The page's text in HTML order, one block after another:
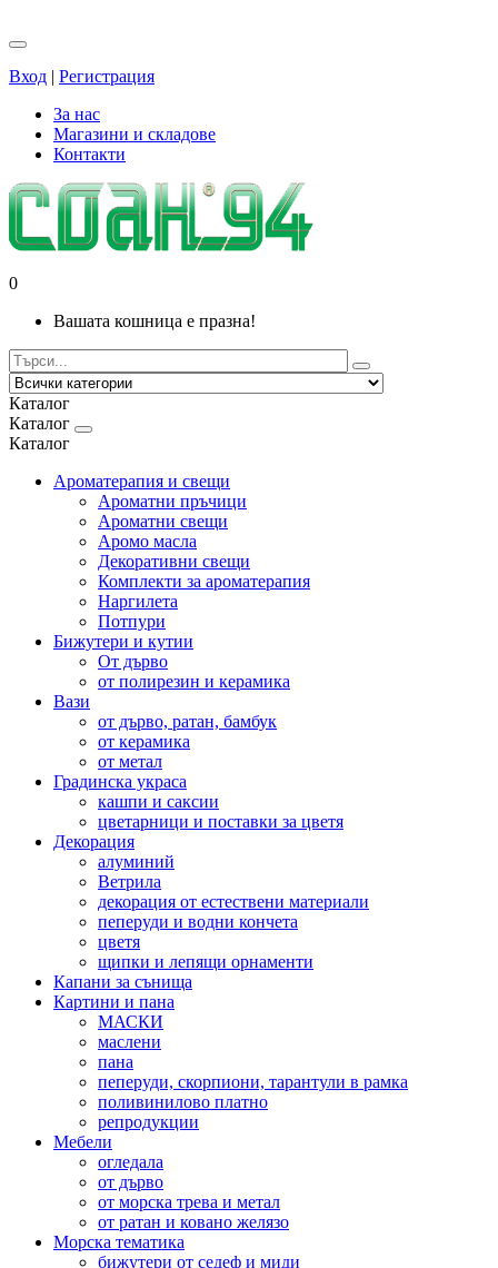
Вход | Регистрация
За нас
Магазини и складове
Контакти
0
Вашата кошница е празна!
Каталог
Каталог
Каталог
Ароматерапия и свещи
Ароматни пръчици
Ароматни свещи
Аромо масла
Декоративни свещи
Комплекти за ароматерапия
Наргилета
Потпури
Бижутери и кутии
От дърво
от полирезин и керамика
Вази
от дърво, ратан, бамбук
от керамика
от метал
Градинска украса
кашпи и саксии
цветарници и поставки за цветя
Декорация
алуминий
Ветрила
декорация от естествени материали
пеперуди и водни кончета
цветя
щипки и лепящи орнаменти
Капани за сънища
Картини и пана
МАСКИ
маслени
пана
пеперуди, скорпиони, тарантули в рамка
поливинилово платно
репродукции
Мебели
огледала
от дърво
от морска трева и метал
от ратан и ковано желязо
Морска тематика
бижутери от седеф и миди